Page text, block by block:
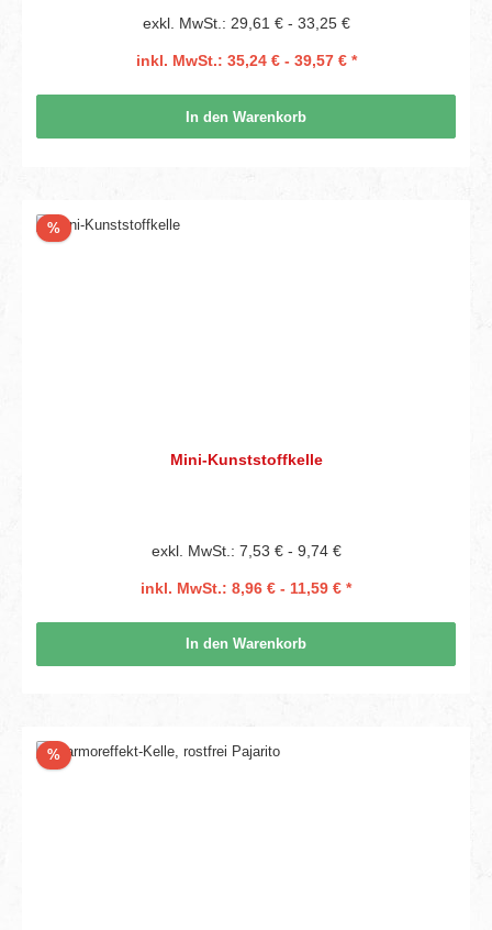
exkl. MwSt.: 29,61 € - 33,25 €
inkl. MwSt.: 35,24 € - 39,57 € *
In den Warenkorb
%Rabatt
Mini-Kunststoffkelle
exkl. MwSt.: 7,53 € - 9,74 €
inkl. MwSt.: 8,96 € - 11,59 € *
In den Warenkorb
%Rabatt